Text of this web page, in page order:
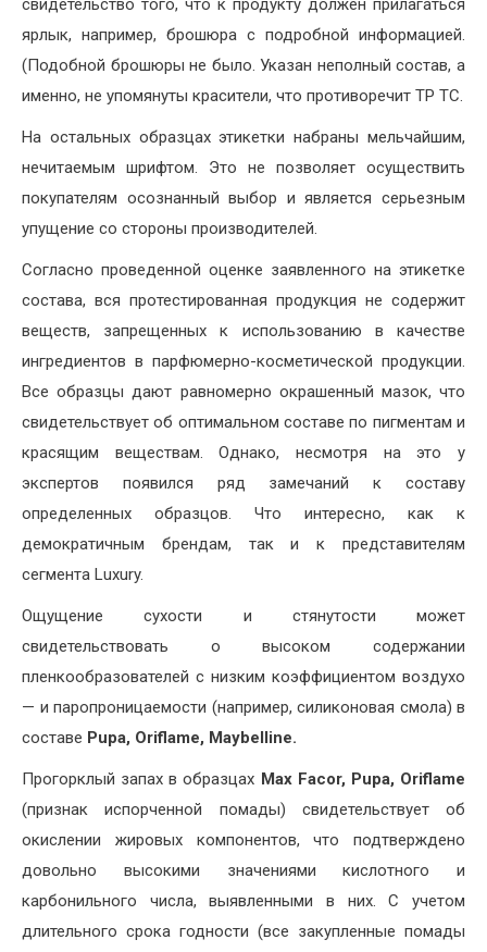
свидетельство того, что к продукту должен прилагаться
ярлык, например, брошюра с подробной информацией.
(Подобной брошюры не было. Указан неполный состав, а
именно, не упомянуты красители, что противоречит ТР ТС.
На остальных образцах этикетки набраны мельчайшим,
нечитаемым шрифтом. Это не позволяет осуществить
покупателям осознанный выбор и является серьезным
упущение со стороны производителей.
Согласно проведенной оценке заявленного на этикетке
состава, вся протестированная продукция не содержит
веществ, запрещенных к использованию в качестве
ингредиентов в парфюмерно-косметической продукции.
Все образцы дают равномерно окрашенный мазок, что
свидетельствует об оптимальном составе по пигментам и
красящим веществам. Однако, несмотря на это у
экспертов появился ряд замечаний к составу
определенных образцов. Что интересно, как к
демократичным брендам, так и к представителям
сегмента Luxury.
Ощущение сухости и стянутости может
свидетельствовать о высоком содержании
пленкообразователей с низким коэффициентом воздухо
— и паропроницаемости (например, силиконовая смола) в
составе Pupa, Oriflame, Maybelline.
Прогорклый запах в образцах Max Facor, Pupa, Oriflame
(признак испорченной помады) свидетельствует об
окислении жировых компонентов, что подтверждено
довольно высокими значениями кислотного и
карбонильного числа, выявленными в них. С учетом
длительного срока годности (все закупленные помады